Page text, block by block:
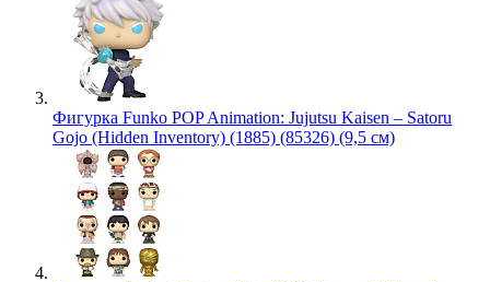
Фигурка Funko POP Animation: Jujutsu Kaisen – Satoru
Gojo (Hidden Inventory) (1885) (85326) (9,5 см)